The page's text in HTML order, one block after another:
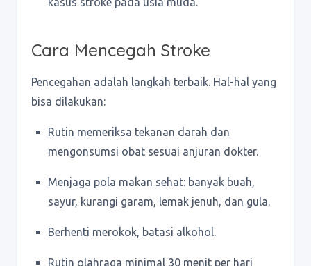
Cara Mencegah Stroke
Pencegahan adalah langkah terbaik. Hal-hal yang
bisa dilakukan:
Rutin memeriksa tekanan darah dan
mengonsumsi obat sesuai anjuran dokter.
Menjaga pola makan sehat: banyak buah,
sayur, kurangi garam, lemak jenuh, dan gula.
Berhenti merokok, batasi alkohol.
Rutin olahraga minimal 30 menit per hari